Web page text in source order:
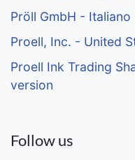
Proell, Inc. - United
Proell Ink Trading